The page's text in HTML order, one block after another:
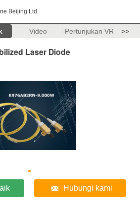
Beijing Ltd.
Video Pertunjukan VR >>
Laser Diode
Hubungi kami